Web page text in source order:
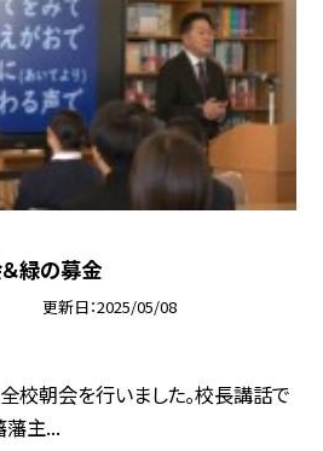
＆緑の募金
更新日 2025/05/08
校朝会を行いました。校長講話で
藩主...